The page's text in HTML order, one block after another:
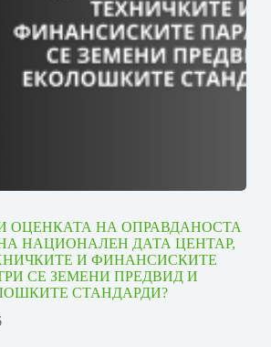
ОЦЕНКАТА НА ОПРАВДАНОСТА
НАЦИОНАЛЕН ДАТА ЦЕНТАР,
И ФИНАНСИСКИТЕ
СЕ ЗЕМЕНИ ПРЕДВИД И
СТАНДАРДИ?